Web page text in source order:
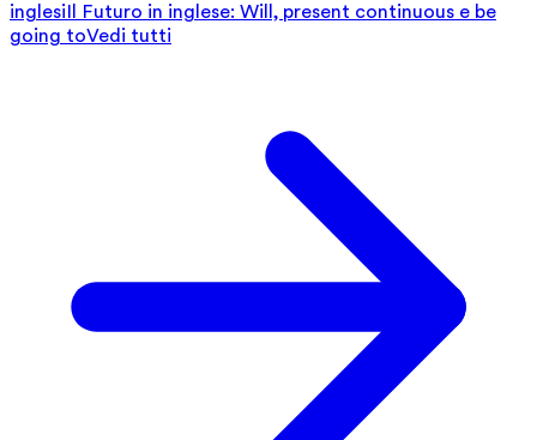
inglesiIl Futuro in inglese: Will, present continuous e be
going toVedi tutti